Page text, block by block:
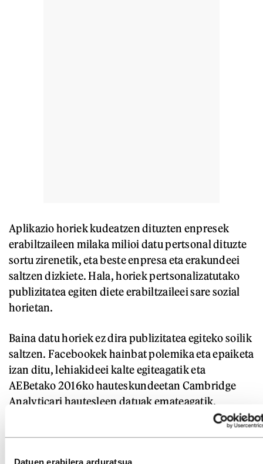
Datuen erabilera arduratsua
Aplikazio horiek kudeatzen dituzten enpresek
erabiltzaileen milaka milioi datu pertsonal dituzte
sortu zirenetik, eta beste enpresa eta erakundeei
saltzen dizkiete. Hala, horiek pertsonalizatutako
publizitatea egiten diete erabiltzaileei sare sozial
horietan.
Baina datu horiek ez dira publizitatea egiteko soilik
saltzen. Facebookek hainbat polemika eta epaiketa
izan ditu, lehiakideei kalte egiteagatik eta
AEBetako 2016ko hauteskundeetan Cambridge
Analyticari hautesleen datuak emateagatik.
Horregatik, 5.000 milioi dolarreko zigorra jarri
zion Facebooki AEBetako Merkataritza Batzorde